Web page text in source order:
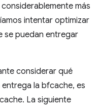
considerablemente más
intentar optimizar
se puedan entregar
considerar qué
la bfcache, es
La siguiente